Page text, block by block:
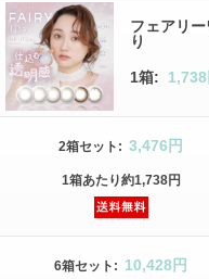
フェアリ
り
1箱: 1,738
2箱セット : 3,476円
1箱あたり約1,738円
6箱セット : 10,428円